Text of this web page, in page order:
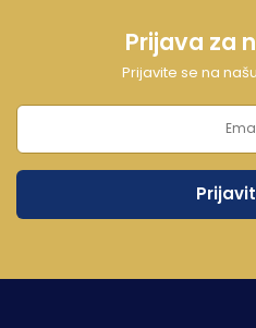
Prijava za
Prijavite se na